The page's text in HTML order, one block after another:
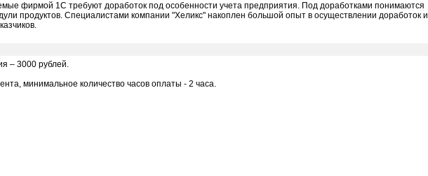
фирмой 1С требуют доработок под особенности учета предприятия. Под доработками понимаются
продуктов. Специалистами компании "Хеликс" накоплен большой опыт в осуществлении доработок и
– 3000 рублей.
минимальное количество часов оплаты - 2 часа.